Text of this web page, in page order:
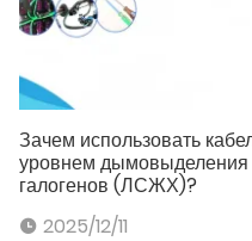
Зачем использовать
уровнем
галогенов (ЛСЖХ)?
2025/12/11